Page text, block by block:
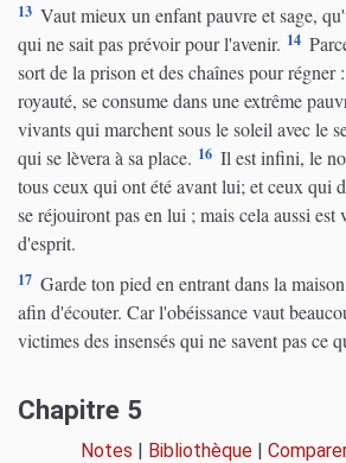
13 Vaut mieux un enfant pauvre et sage,
qui ne sait pas prévoir pour l'avenir. 14
sort de la prison et des chaînes pour régner
royauté, se consume dans une extrême
vivants qui marchent sous le soleil avec le
qui se lèvera à sa place. 16 Il est infini, le
tous ceux qui ont été avant lui; et ceux qui
se réjouiront pas en lui ; mais cela aussi est
d'esprit.
17 Garde ton pied en entrant dans la
afin d'écouter. Car l'obéissance vaut
victimes des insensés qui ne savent pas ce
Chapitre 5
Notes | Bibliothèque |